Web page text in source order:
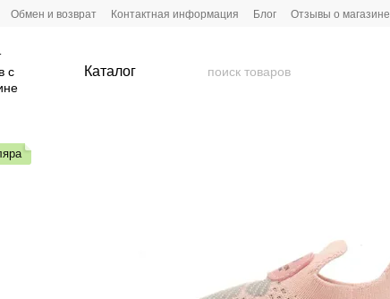
Обмен и возврат Контактная информация Блог Отзывы о магазине
Каталог